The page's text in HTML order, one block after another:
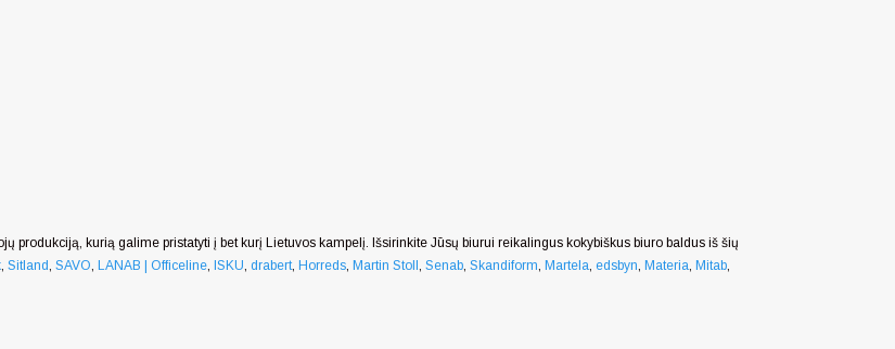
produkciją, kurią galime pristatyti į bet kurį Lietuvos kampelį. Išsirinkite Jūsų biurui reikalingus kokybiškus biuro baldus iš šių
, Sitland, SAVO, LANAB | Officeline, ISKU, drabert, Horreds, Martin Stoll , Senab, Skandiform, Martela, edsbyn, Materia, Mitab,